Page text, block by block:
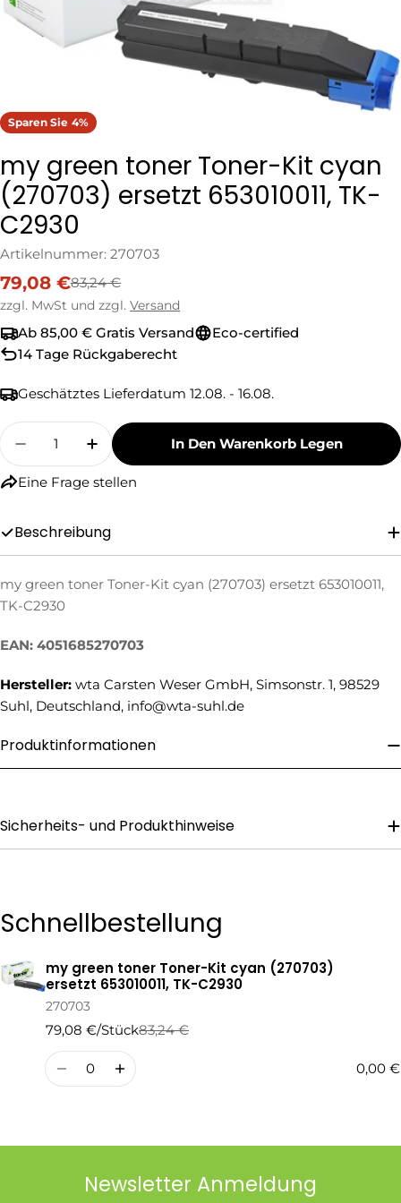
Sparen Sie 4%
my green toner Toner-Kit cyan
(270703) ersetzt 653010011, TK-
C2930
Artikelnummer: 270703
Verkaufspreis
79,08 €
Regulärer
Preis
83,24 €
zzgl. MwSt und zzgl. Versand
Ab 85,00 € Gratis Versand
Eco-certified
14 Tage Rückgaberecht
Geschätztes Lieferdatum 12.08. - 16.08.
Menge
Menge Für My Green Toner Toner-Kit Cyan
Menge Für My Green Toner Toner-
In Den Warenkorb Legen
Eine Frage stellen
Eine Frage stellen
Name
E-
Mail
Telefonnummer
Beschreibung
my green toner Toner-Kit cyan (270703) ersetzt 653010011,
TK-C2930
EAN: 4051685270703
Hersteller: wta Carsten Weser GmbH, Simsonstr. 1, 98529
Suhl, Deutschland, info@wta-suhl.de
Produktinformationen
Sicherheits- und Produkthinweise
Schnellbestellung
Ihr
Warenkorb
my green toner Toner-Kit cyan (270703)
ersetzt 653010011, TK-C2930
270703
79,08 €/Stück
Regulärer
Preis
83,24 €
Verkaufspreis
Menge
0,00 €
Newsletter Anmeldung